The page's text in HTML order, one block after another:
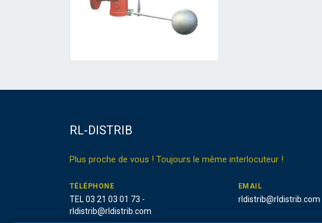
RL-DISTRIB
Plus proche de vous ! Toujours le même interlocuteur !
TÉLÉPHONE
TEL 03 21 03 01 73 -
rldistrib@rldistrib.com
EMAIL
rldistrib@rldistrib.com